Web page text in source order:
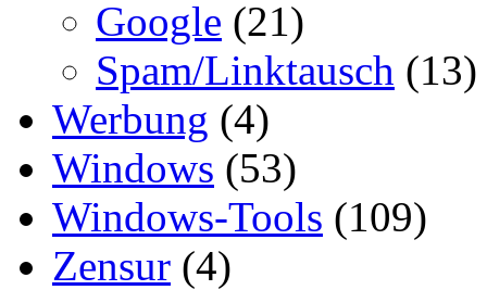
Google (21)
Spam/Linktausch (13)
Werbung (4)
Windows (53)
Windows-Tools (109)
Zensur (4)